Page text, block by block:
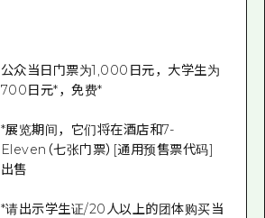
公众当日门票为1,000日元，大学生为
700日元*，免费*
*展览期间，它们将在酒店和7-
Eleven（七张门票）[通用预售票代码]
出售
*请出示学生证/20人以上的团体购买当